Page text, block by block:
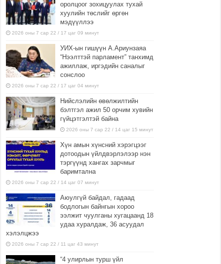
оролцоог зохицуулах тухай
хуулийн төслийг өргөн
мэдүүллээ
2026 оны 7 сар 22 / 17 цаг 09 минут
УИХ-ын гишүүн А.Ариунзаяа
“Нээлттэй парламент” танхимд
ажиллаж, иргэдийн саналыг
сонслоо
2026 оны 7 сар 22 / 17 цаг 04 минут
Нийслэлийн өвөлжилтийн
бэлтгэл ажил 50 орчим хувийн
гүйцэтгэлтэй байна
2026 оны 7 сар 22 / 14 цаг 15 минут
Хүн амын хүнсний хэрэгцээг
дотоодын үйлдвэрлэлээр нэн
тэргүүнд хангах зарчмыг
баримтална
2026 оны 7 сар 22 / 14 цаг 07 минут
Аюулгүй байдал, гадаад
бодлогын байнгын хороо
ээлжит чуулганы хугацаанд 18
удаа хуралдаж, 36 асуудал
хэлэлцжээ
2026 оны 7 сар 22 / 11 цаг 43 минут
“4 улирлын турш үйл